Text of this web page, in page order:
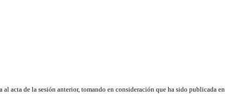
acta de la sesión anterior, tomando en consideración que ha sido publicada en